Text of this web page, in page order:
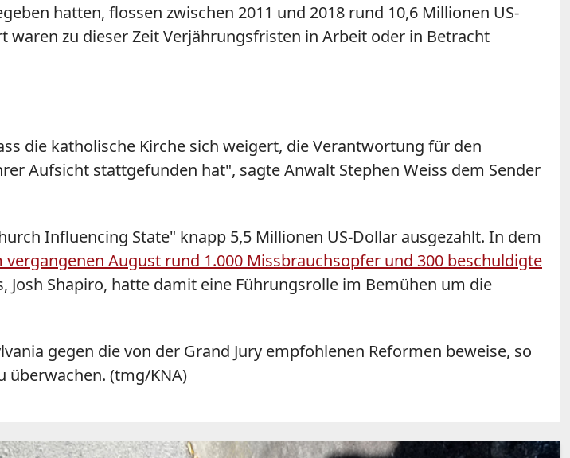
hatten, flossen zwischen 2011 und 2018 rund 10,6 Millionen US-
zu dieser Zeit Verjährungsfristen in Arbeit oder in Betracht
die katholische Kirche sich weigert, die Verantwortung für den
Aufsicht stattgefunden hat", sagte Anwalt Stephen Weiss dem Sender
Influencing State" knapp 5,5 Millionen US-Dollar ausgezahlt. In dem
August rund 1.000 Missbrauchsopfer und 300 beschuldigte
Josh Shapiro, hatte damit eine Führungsrolle im Bemühen um die
gegen die von der Grand Jury empfohlenen Reformen beweise, so
überwachen. (tmg/KNA)